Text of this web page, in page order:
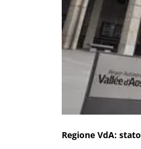
Regione VdA: